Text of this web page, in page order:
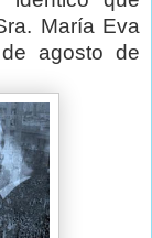
María Eva
agosto de